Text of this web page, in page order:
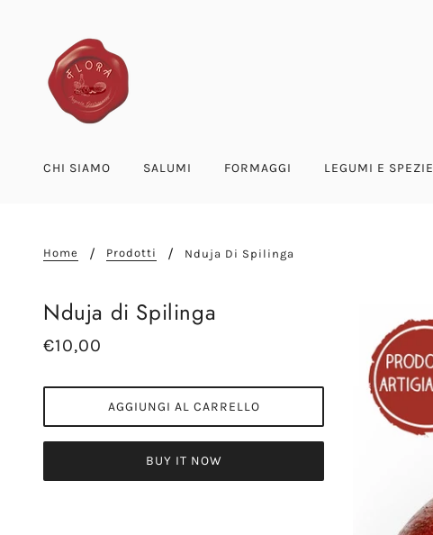
CHI SIAMO SALUMI FORMAGGI LEGUMI E SPEZIE
Home Prodotti Nduja Di Spilinga
Nduja di Spilinga
€10,00
AGGIUNGI AL CARRELLO
BUY IT NOW